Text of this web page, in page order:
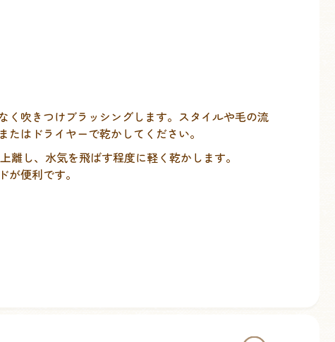
く吹きつけブラッシングします。スタイルや毛の流
はドライヤーで乾かしてください。
し、水気を飛ばす程度に軽く乾かします。
便利です。